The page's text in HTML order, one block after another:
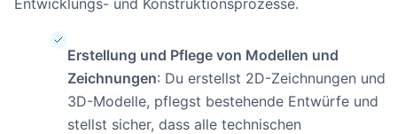
Erstellung und Pflege von Modellen und
Zeichnungen: Du erstellst 2D-Zeichnungen und
3D-Modelle, pflegst bestehende Entwürfe und
stellst sicher, dass alle technischen